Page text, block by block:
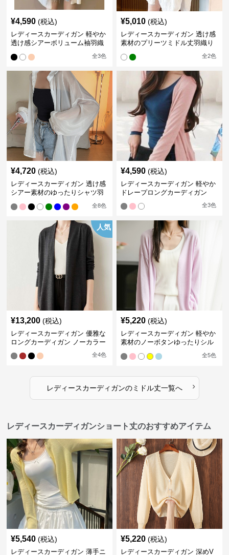
¥4,590 (税込)
レディースカーディガン 軽やか
透け感シアーボリューム袖羽織
全3色
¥5,010 (税込)
レディースカーディガン 透け感
素材のプリーツミドル丈羽織り
全2色
¥4,720 (税込)
レディースカーディガン 透け感
シアー素材のゆったりシャツ羽
全8色
¥4,590 (税込)
レディースカーディガン 軽やか
ドレープロングカーディガン
全3色
人気
¥13,200 (税込)
レディースカーディガン 優雅な
ロングカーディガン ノーカラー
全4色
¥5,220 (税込)
レディースカーディガン 軽やか
素材のノーボタンゆったりシル
全5色
レディースカーディガンのミドル丈一覧へ ›
レディースカーディガンショート丈のおすすめアイテム
¥5,540 (税込)
レディースカーディガン 薄手ニ
¥5,220 (税込)
レディースカーディガン 深めV